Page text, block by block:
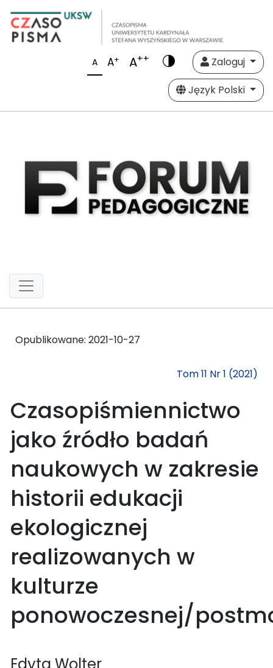
A A+ A++
Zaloguj
Język Polski
Opublikowane: 2021-10-27
Tom 11 Nr 1 (2021)
Czasopiśmiennictwo
jako źródło badań
naukowych w zakresie
historii edukacji
ekologicznej
realizowanych w
kulturze
ponowoczesnej/